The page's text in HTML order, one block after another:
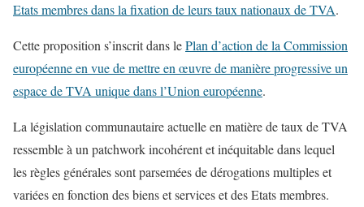
Etats membres dans la fixation de leurs taux nationaux de TVA.
Cette proposition s’inscrit dans lePlan d’action de la Commission
européenne en vue de mettre en œuvre de manière progressive un
espace de TVA unique dans l’Union européenne.
La législation communautaire actuelle en matière de taux de TVA
ressemble à un patchwork incohérent et inéquitable dans lequel
les règles générales sont parsemées de dérogations multiples et
variées en fonction des biens et services et des Etats membres.